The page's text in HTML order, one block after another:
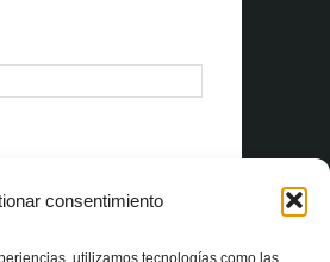
consentimiento
utilizamos tecnologías como las